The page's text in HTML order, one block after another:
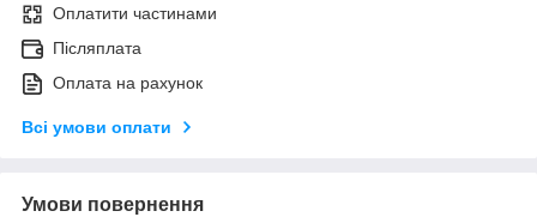
Оплатити частинами
Післяплата
Оплата на рахунок
Всі умови оплати
Умови повернення